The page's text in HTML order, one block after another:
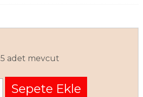
5 adet mevcut
Sepete Ekle